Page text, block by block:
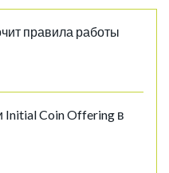
правила работы
Initial Coin Offering в